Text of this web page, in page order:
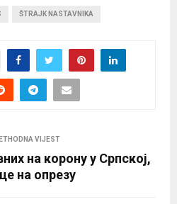
ŠTRAJK NASTAVNIKA
VIJEST
на корону у Српској,
на опрезу